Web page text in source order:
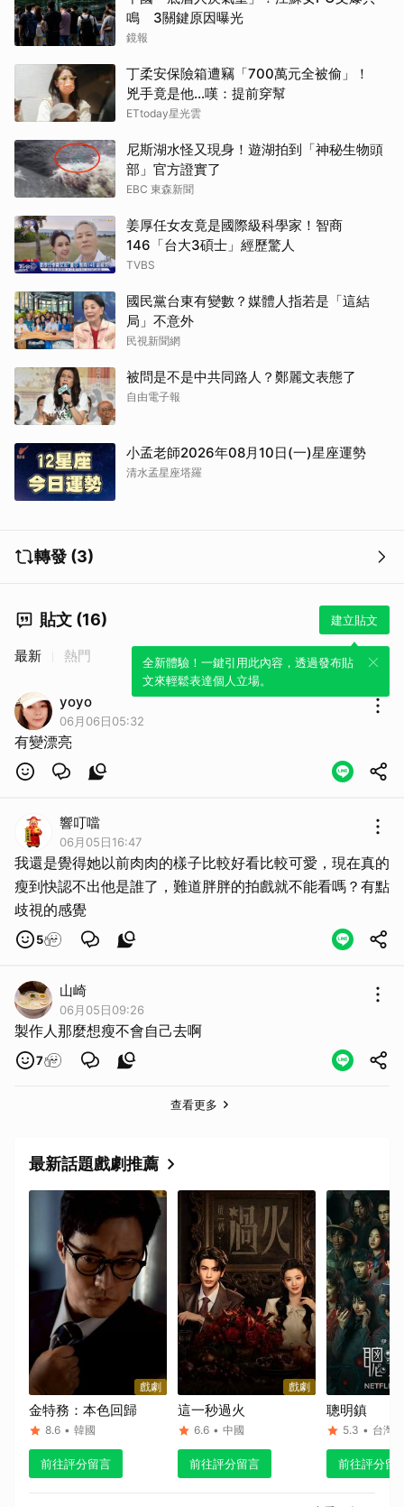
鳴 3關鍵原因曝光
鏡報
丁柔安保險箱遭竊「700萬元全被偷」！
兇手竟是他...嘆：提前穿幫
ETtoday星光雲
尼斯湖水怪又現身！遊湖拍到「神秘生物頭
部」官方證實了
EBC 東森新聞
姜厚任女友竟是國際級科學家！智商
146「台大3碩士」經歷驚人
TVBS
國民黨台東有變數？媒體人指若是「這結
局」不意外
民視新聞網
被問是不是中共同路人？鄭麗文表態了
自由電子報
小孟老師2026年08月10日(一)星座運勢
清水孟星座塔羅
轉發 (3)
貼文 (16) 建立貼文
全新體驗！一鍵引用此內容，透過發布貼
文來輕鬆表達個人立場。
最新 熱門
yoyo
06月06日05:32
有變漂亮
響叮噹
06月05日16:47
我還是覺得她以前肉肉的樣子比較好看比較可愛，現在真的
瘦到快認不出他是誰了，難道胖胖的拍戲就不能看嗎？有點
歧視的感覺
5
山崎
06月05日09:26
製作人那麼想瘦不會自己去啊
7
查看更多
最新話題戲劇推薦
戲劇
金特務：本色回歸
8.6 • 韓國
前往評分留言
戲劇
這一秒過火
6.6 • 中國
前往評分留言
聰明鎮
5.3 • 台灣
前往評分留